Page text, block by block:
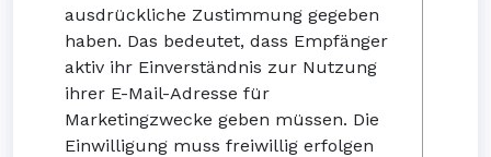
ausdrückliche Zustimmung gegeben
haben. Das bedeutet, dass Empfänger
aktiv ihr Einverständnis zur Nutzung
ihrer E-Mail-Adresse für
Marketingzwecke geben müssen. Die
Einwilligung muss freiwillig erfolgen